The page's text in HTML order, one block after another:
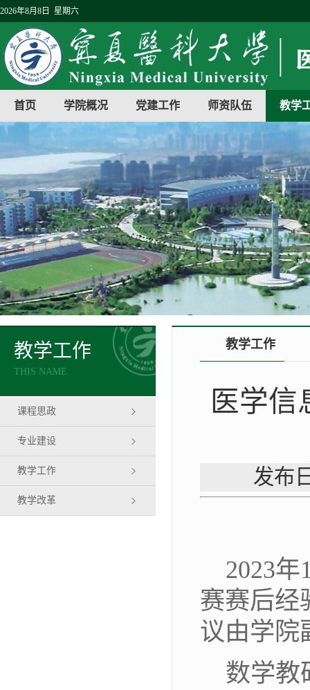
2026年8月8日 星期六
首页 学院概况 党建工作 师资队伍 教学
教学工作
THIS NAME
课程思政
专业建设
教学工作
教学改革
教学工作
医学信
发布
2023年
赛赛后经
议由学院
数学教